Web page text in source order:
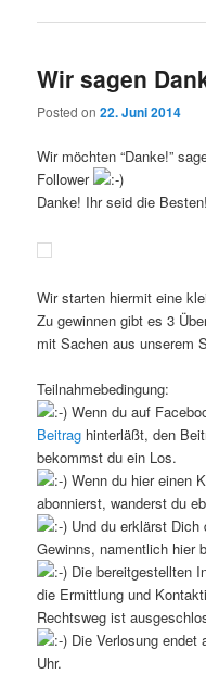
Wir sagen
Posted on22. Juni 2014
Wir möchten “Danke!”
Follower
Danke! Ihr seid die Besten!
Wir starten hiermit eine
Zu gewinnen gibt es 3
mit Sachen aus unserem
Teilnahmebedingung:
Wenn du auf
Beitrag hinterläßt, den
bekommst du ein Los.
Wenn du hier einen
abonnierst, wanderst du
Und du erklärst
Gewinns, namentlich hier
Die bereitgestellten
die Ermittlung und
Rechtsweg ist
Die Verlosung endet
Uhr.